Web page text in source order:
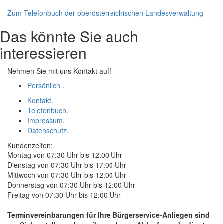
Zum Telefonbuch der oberösterreichischen Landesverwaltung
Das könnte Sie auch
interessieren
Nehmen Sie mit uns Kontakt auf!
Persönlich .
Kontakt.
Telefonbuch.
Impressum.
Datenschutz.
Kundenzeiten:
Montag von 07:30 Uhr bis 12:00 Uhr
Dienstag von 07:30 Uhr bis 17:00 Uhr
Mittwoch von 07:30 Uhr bis 12:00 Uhr
Donnerstag von 07:30 Uhr bis 12:00 Uhr
Freitag von 07:30 Uhr bis 12:00 Uhr
Terminvereinbarungen für Ihre Bürgerservice-Anliegen sind